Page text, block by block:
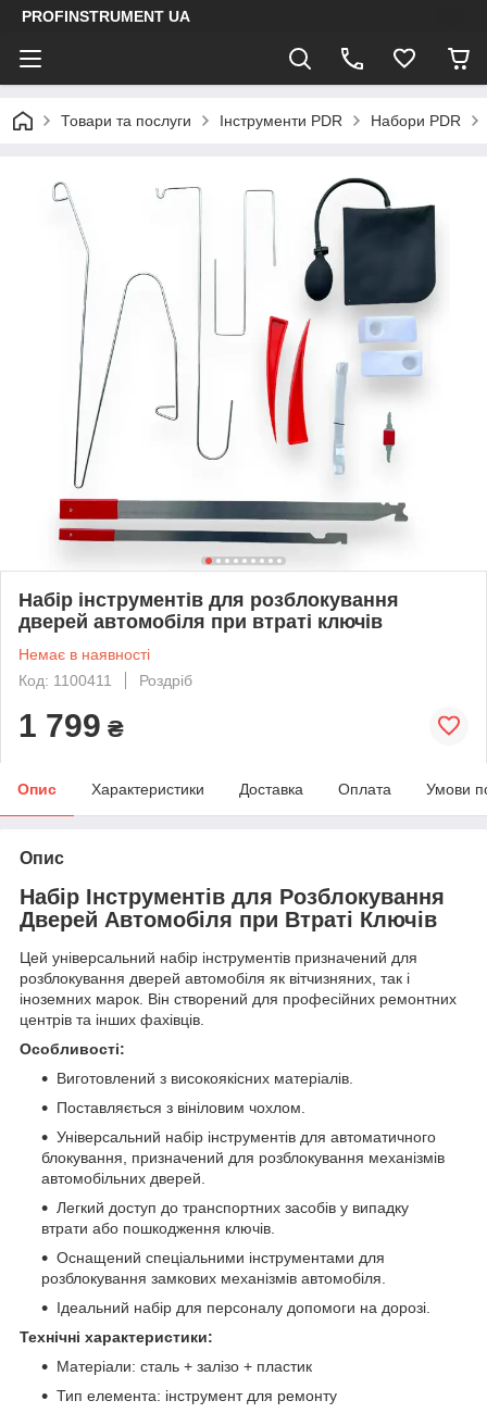
PROFINSTRUMENT UA
Товари та послуги Інструменти PDR Набори PDR
Набір інструментів для розблокування
дверей автомобіля при втраті ключів
Немає в наявності
Код: 1100411
Роздріб
1 799 ₴
Опис Характеристики Доставка Оплата Умови
Опис
Набір Інструментів для Розблокування
Дверей Автомобіля при Втраті Ключів
Цей універсальний набір інструментів призначений для
розблокування дверей автомобіля як вітчизняних, так і
іноземних марок. Він створений для професійних ремонтних
центрів та інших фахівців.
Особливості:
Виготовлений з високоякісних матеріалів.
Поставляється з вініловим чохлом.
Універсальний набір інструментів для автоматичного
блокування, призначений для розблокування механізмів
автомобільних дверей.
Легкий доступ до транспортних засобів у випадку
втрати або пошкодження ключів.
Оснащений спеціальними інструментами для
розблокування замкових механізмів автомобіля.
Ідеальний набір для персоналу допомоги на дорозі.
Технічні характеристики:
Матеріали: сталь + залізо + пластик
Тип елемента: інструмент для ремонту